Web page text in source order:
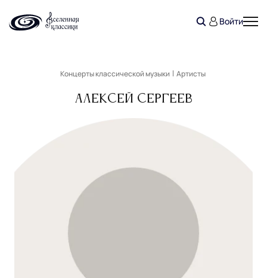
Войти
Концерты классической музыки Артисты
Алексей Сергеев